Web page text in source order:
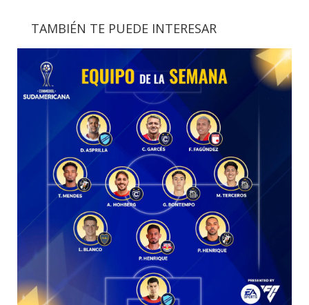
TAMBIÉN TE PUEDE INTERESAR